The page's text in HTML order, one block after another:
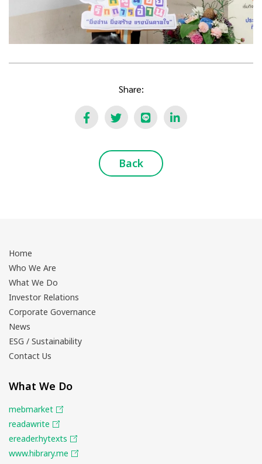
Share:
Back
Home
Who We Are
What We Do
Investor Relations
Corporate Governance
News
ESG / Sustainability
Contact Us
What We Do
mebmarket
readawrite
ereader.hytexts
www.hibrary.me